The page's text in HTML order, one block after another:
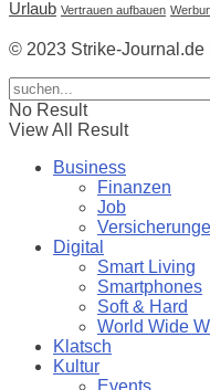
Urlaub Vertrauen aufbauen
© 2023 Strike-Journal.de
No Result
View All Result
Business
Finanzen
Job
Digital
Smart Living
Smartphones
Soft & Hard
World Wide
Klatsch
Kultur
Events